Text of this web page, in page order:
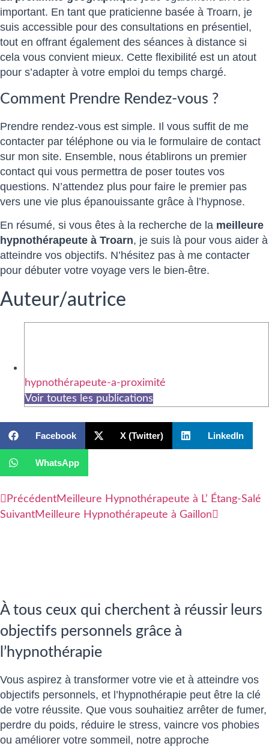
important. En tant que praticienne basée à Troarn, je
suis accessible pour des consultations en présentiel,
tout en offrant également des séances à distance si
cela vous convient mieux. Cette flexibilité est un atout
pour s’adapter à votre emploi du temps chargé.
Comment Prendre Rendez-vous ?
Prendre rendez-vous est simple. Il vous suffit de me
contacter par téléphone ou via le formulaire de contact
sur mon site. Ensemble, nous établirons un premier
contact qui vous permettra de poser toutes vos
questions. N’attendez plus pour faire le premier pas
vers une vie plus épanouissante grâce à l’hypnose.
En résumé, si vous êtes à la recherche de la meilleure
hypnothérapeute à Troarn, je suis là pour vous aider à
atteindre vos objectifs. N’hésitez pas à me contacter
pour débuter votre voyage vers le bien-être.
Auteur/autrice
hypnothérapeute-a-proximité
Voir toutes les publications
Facebook X (Twitter) LinkedIn
WhatsApp
PrécédentMeilleure Hypnothérapeute à L’ Étang-Salé
SuivantMeilleure Hypnothérapeute à Gaillon
À tous ceux qui cherchent à réussir leurs
objectifs personnels grâce à
l’hypnothérapie
Vous aspirez à transformer votre vie et à atteindre vos
objectifs personnels, et l’hypnothérapie peut être la clé
de votre réussite. Que vous souhaitiez arrêter de fumer,
perdre du poids, réduire le stress, vaincre vos phobies
ou améliorer votre sommeil, notre approche